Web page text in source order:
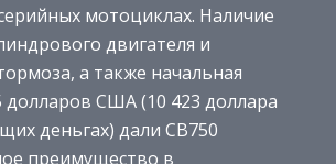
мотоциклах. Наличие
двигателя и
а также начальная
долларов США (10 423 доллара
деньгах) дали CB750
преимущество в